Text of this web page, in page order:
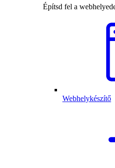
Építsd fel a
Webhelykészítő